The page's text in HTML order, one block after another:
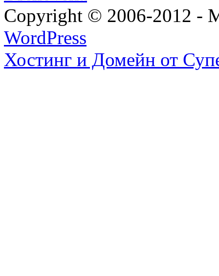
Copyright © 2006-2012 -
WordPress
Хостинг и Домейн от